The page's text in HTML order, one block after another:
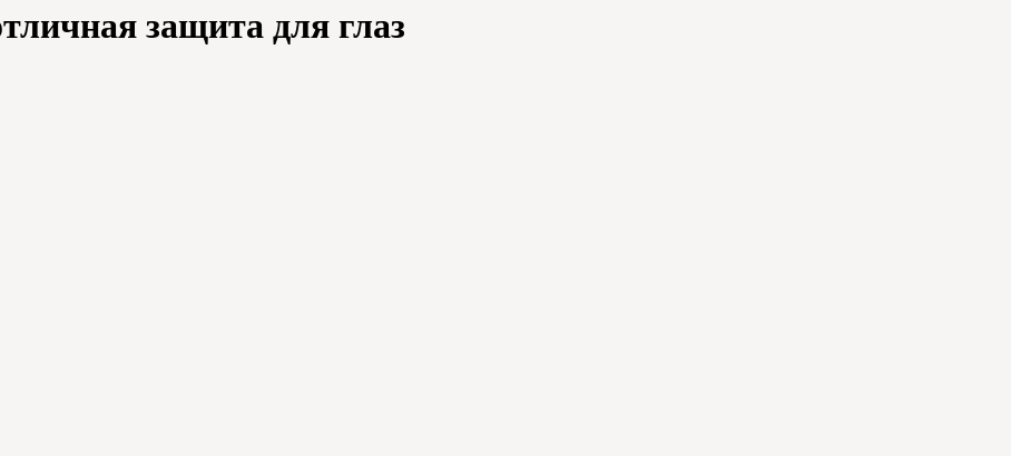
защита для глаз